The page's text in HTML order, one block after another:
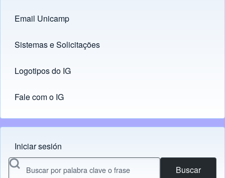
Links
Email Unicamp
(opens in new tab)
Sistemas e Solicitações
(opens in new tab)
Logotipos do IG
(opens in new tab)
Fale com o IG
Menu do usuário
Iniciar sesión
Buscar